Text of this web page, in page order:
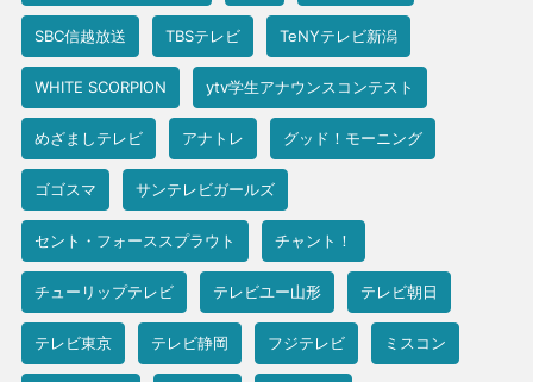
SBC信越放送 TBSテレビ TeNYテレビ新潟
WHITE SCORPION ytv学生アナウンスコンテスト
めざましテレビ アナトレ グッド！モーニング
ゴゴスマ サンテレビガールズ
セント・フォーススプラウト チャント！
チューリップテレビ テレビユー山形 テレビ朝日
テレビ東京 テレビ静岡 フジテレビ ミスコン